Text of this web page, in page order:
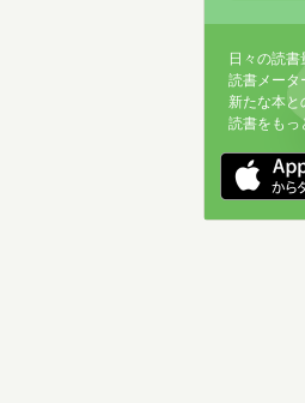
日々の読
読書メータ
新たな本と
読書をもっ